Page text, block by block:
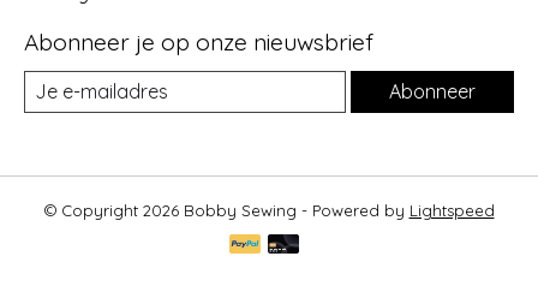
Abonneer je op onze nieuwsbrief
Abonneer
© Copyright 2026 Bobby Sewing - Powered by Lightspeed